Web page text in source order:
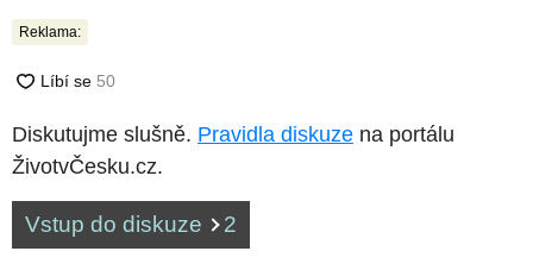
Reklama:
Diskutujme slušně. Pravidla diskuze na portálu
ŽivotvČesku.cz.
Vstup do diskuze 2